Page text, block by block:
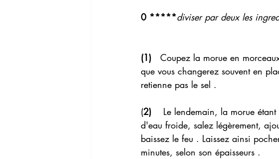
0 *****diviser par deux les
(1)
Coupez la morue en morceaux
que vous changerez souvent en
retienne pas le sel .
(2)
Le lendemain, la morue
d'eau froide, salez légèrement,
baissez le feu . Laissez ainsi
minutes, selon son épaisseurs .